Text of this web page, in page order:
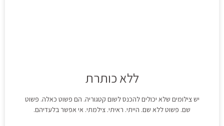
ללא כותרת
יש צילומים שלא יכולים להכנס לשום קטגוריה. הם פשוט כאלה. פשוט
שם. פשוט ללא שם. הייתי. ראיתי. צילמתי. אי אפשר בלעדיהם.